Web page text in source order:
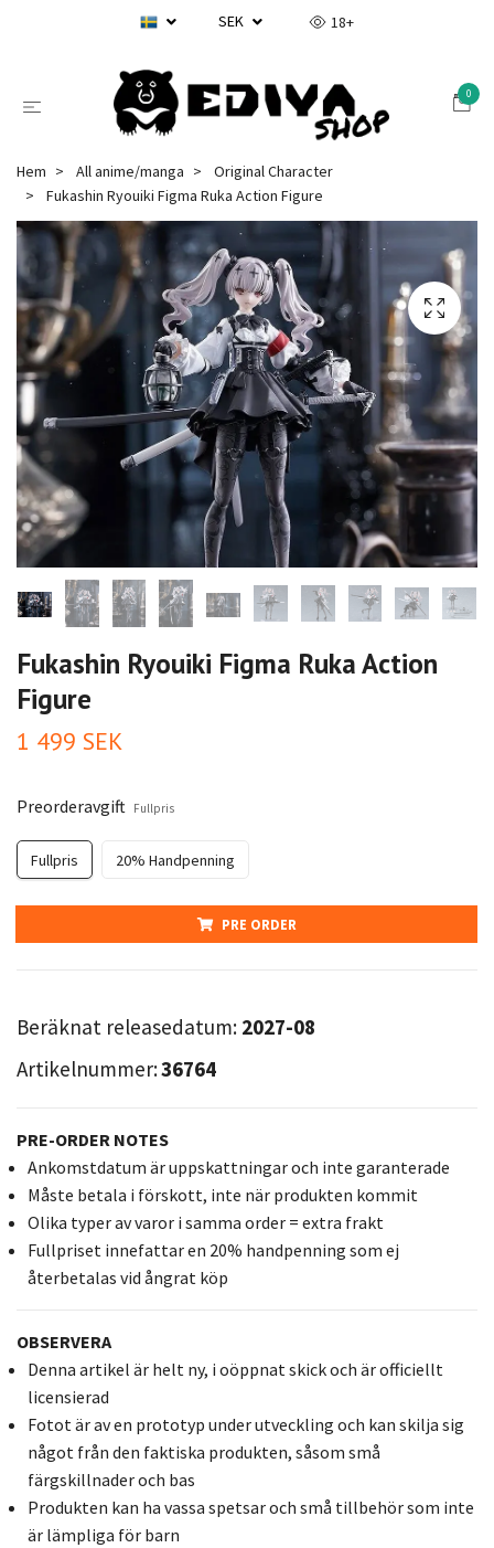
SEK 18+
0
Hem All anime/manga
Original Character
Fukashin Ryouiki Figma Ruka Action Figure
Fukashin Ryouiki Figma Ruka Action
Figure
1 499 SEK
Preorderavgift Fullpris
Fullpris 20% Handpenning
PRE ORDER
Beräknat releasedatum: 2027-08
Artikelnummer:36764
PRE-ORDER NOTES
Ankomstdatum är uppskattningar och inte garanterade
Måste betala i förskott, inte när produkten kommit
Olika typer av varor i samma order = extra frakt
Fullpriset innefattar en 20% handpenning som ej
återbetalas vid ångrat köp
OBSERVERA
Denna artikel är helt ny, i oöppnat skick och är officiellt
licensierad
Fotot är av en prototyp under utveckling och kan skilja sig
något från den faktiska produkten, såsom små
färgskillnader och bas
Produkten kan ha vassa spetsar och små tillbehör som inte
är lämpliga för barn